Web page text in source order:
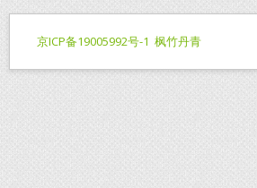
京ICP备19005992号-1 枫竹丹青